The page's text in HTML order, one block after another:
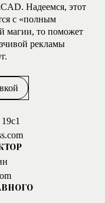
Надеемся, этот
с «полным
магии, то поможет
рекламы